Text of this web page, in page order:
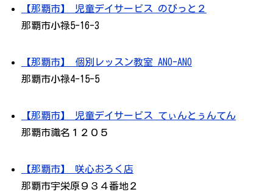
【那覇市】 児童デイサービス のびっと２
那覇市小禄5-16-3
【那覇市】 個別レッスン教室 ANO-ANO
那覇市小禄4-15-5
【那覇市】 児童デイサービス てぃんとぅんてん
那覇市識名１２０５
【那覇市】 咲心おろく店
那覇市宇栄原９３４番地２